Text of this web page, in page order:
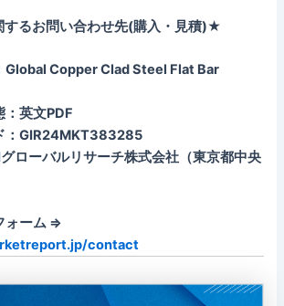
るお問い合わせ先(購入・見積)★
Global Copper Clad Steel Flat Bar
英文PDF
：GIR24MKT383285
ローバルリサーチ株式会社（東京都中央
ォーム ⇒
contact